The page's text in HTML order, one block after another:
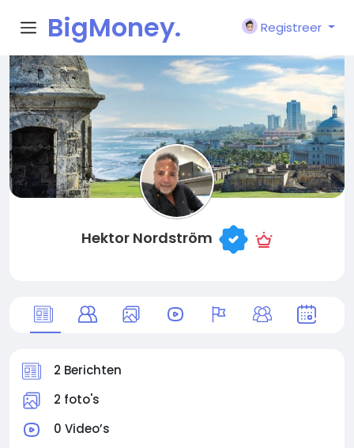
BigMoney.
VIP
Registreer
Hektor Nordström
2 Berichten
2 foto's
0 Video’s